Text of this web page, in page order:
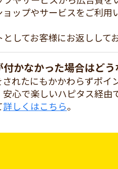
ップやサービスをご利
してお客様にお返ししてお
かなかった場合はどう
れたにもかかわらずポ
心で楽しいハピタス経由
詳しくはこちら。